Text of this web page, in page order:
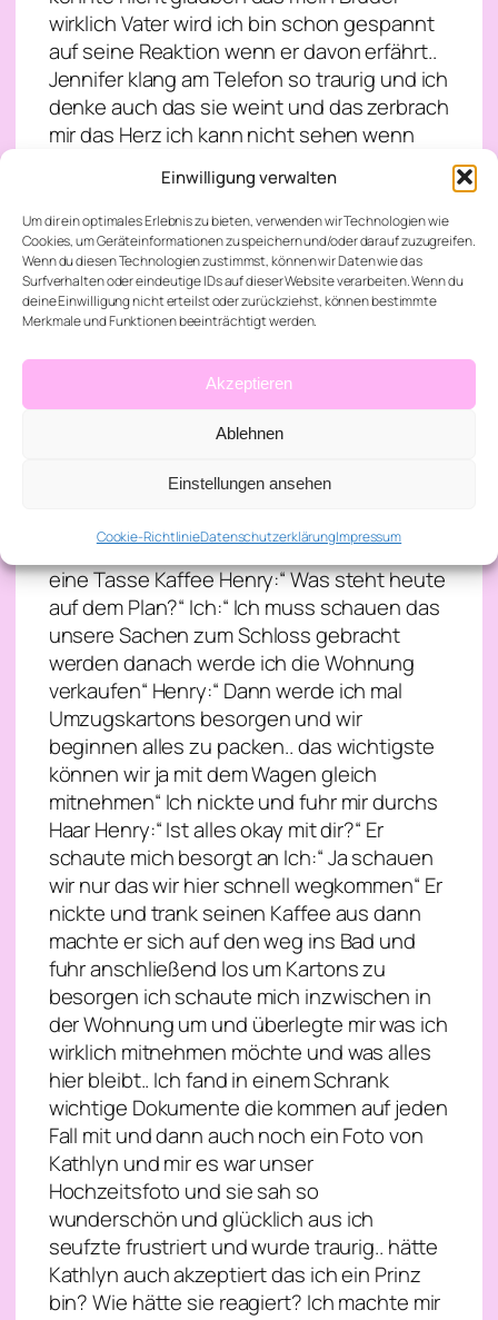
Einwilligung verwalten
Um dir ein optimales Erlebnis zu bieten, verwenden wir Technologien wie
Cookies, um Geräteinformationen zu speichern und/oder darauf zuzugreifen.
Wenn du diesen Technologien zustimmst, können wir Daten wie das
Surfverhalten oder eindeutige IDs auf dieser Website verarbeiten. Wenn du
deine Einwilligung nicht erteilst oder zurückziehst, können bestimmte
Merkmale und Funktionen beeinträchtigt werden.
Akzeptieren
Ablehnen
Einstellungen ansehen
Cookie-RichtlinieDatenschutzerklärungImpressum
wirklich Vater wird ich bin schon gespannt
auf seine Reaktion wenn er davon erfährt..
Jennifer klang am Telefon so traurig und ich
denke auch das sie weint und das zerbrach
mir das Herz ich kann nicht sehen wenn
ich mich in mein Auto setzen und zu ihr
fahren Jennifer:“ Ich muss jetzt aufhören
zu reden ich denke deine Mutter ist nun
fertig“ Ich:“ In Ordnung dann telefonieren
wir später wieder und bitte pass auf dich
auf“ Jennifer:“ Das werde ich.. ich liebe dich
Philipp“ Ich:“ Und ich liebe dich mein Engel“
Sie legte auf und ich umklammerte das
Handy fester.. sie fehlt mir wie verrückt
Henry:“ Morgen Bruder hast du auch einen
sah meinen Bruder total verschlafen hinter
mir Ich:“ klar in der Küche komm mit“ Wir
gingen in die Küche und ich reichte ihm
eine Tasse Kaffee Henry:“ Was steht heute
auf dem Plan?“ Ich:“ Ich muss schauen das
unsere Sachen zum Schloss gebracht
werden danach werde ich die Wohnung
verkaufen“ Henry:“ Dann werde ich mal
Umzugskartons besorgen und wir
beginnen alles zu packen.. das wichtigste
können wir ja mit dem Wagen gleich
mitnehmen“ Ich nickte und fuhr mir durchs
Haar Henry:“ Ist alles okay mit dir?“ Er
schaute mich besorgt an Ich:“ Ja schauen
wir nur das wir hier schnell wegkommen“ Er
nickte und trank seinen Kaffee aus dann
machte er sich auf den weg ins Bad und
fuhr anschließend los um Kartons zu
besorgen ich schaute mich inzwischen in
der Wohnung um und überlegte mir was ich
wirklich mitnehmen möchte und was alles
hier bleibt.. Ich fand in einem Schrank
wichtige Dokumente die kommen auf jeden
Fall mit und dann auch noch ein Foto von
Kathlyn und mir es war unser
Hochzeitsfoto und sie sah so
wunderschön und glücklich aus ich
seufzte frustriert und wurde traurig.. hätte
Kathlyn auch akzeptiert das ich ein Prinz
bin? Wie hätte sie reagiert? Ich machte mir